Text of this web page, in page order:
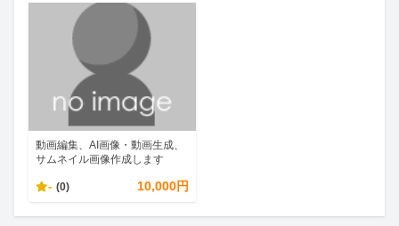
動画編集、AI画像・動画生成、
サムネイル画像作成します
- (0) 10,000円